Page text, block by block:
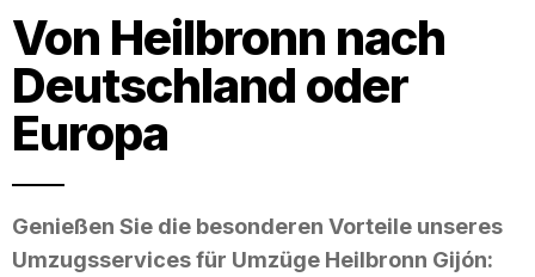
Von Heilbronn nach
Deutschland oder
Europa
Genießen Sie die besonderen Vorteile unseres
Umzugsservices für Umzüge Heilbronn Gijón: